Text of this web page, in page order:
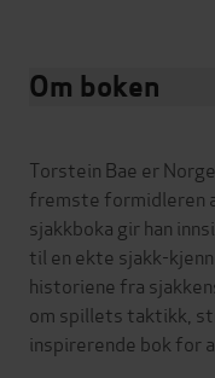
Om boken
Torstein Bae er
fremste formidleren
sjakkboka gir han
til en ekte sjakk-
historiene fra
om spillets taktikk,